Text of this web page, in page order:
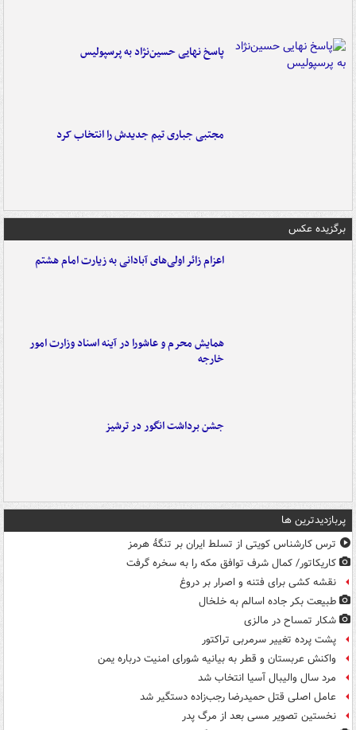
پاسخ نهایی حسین‌نژاد به پرسپولیس
مجتبی جباری تیم جدیدش را انتخاب کرد
برگزیده عکس
اعزام زائر اولی‌های آبادانی به زیارت امام هشتم
همایش محرم و عاشورا در آینه اسناد وزارت امور
خارجه
جشن برداشت انگور در ترشیز
پربازدیدترین ها
ترس کارشناس کویتی از تسلط ایران بر تنگۀ هرمز
کاریکاتور/ کمال شرف توافق مکه را به سخره گرفت
نقشه کشی برای فتنه و اصرار بر دروغ
طبیعت بکر جاده اسالم به خلخال
شکار تمساح در مالزی
پشت پرده تغییر سرمربی تراکتور
واکنش عربستان و قطر به بیانیه شورای امنیت درباره یمن
مرد سال والیبال آسیا انتخاب شد
عامل اصلی قتل حمیدرضا رجب‌زاده دستگیر شد
نخستین تصویر مسی بعد از مرگ پدر